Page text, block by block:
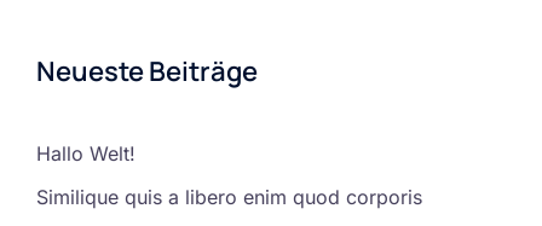
Neueste Beiträge
Hallo Welt!
Similique quis a libero enim quod corporis